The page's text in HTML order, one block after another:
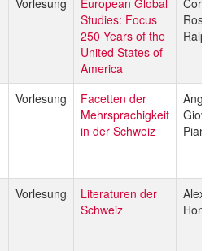
Studies: Focus
250 Years of the
United States of
America
Ross
Vorlesung
Facetten der
Mehrsprachigkeit
in der Schweiz
Vorlesung
Literaturen der
Schweiz